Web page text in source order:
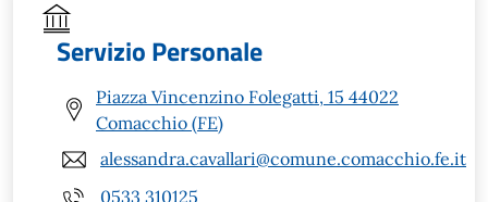
Servizio Personale
Piazza Vincenzino Folegatti, 15 44022
Comacchio (FE)
alessandra.cavallari@comune.comacchio.fe.it
0533 310125